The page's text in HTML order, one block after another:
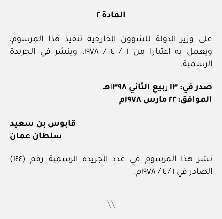
المادة ٢
على وزير الدولة للشؤون الخارجية تنفيذ هذا المرسوم،
ويعمل به اعتبارا من ١ / ٤ / ١٩٧٨، وينشر في الجريدة
الرسمية.
صدر في: ١٣ ربيع الثاني ١٣٩٨هـ
الموافق: ٢٢ مارس ١٩٧٨م
قابوس بن سعيد
سلطان عمان
نشر هذا المرسوم في عدد الجريدة الرسمية رقم (١٤٤)
الصادر في ١ / ٤ / ١٩٧٨م.